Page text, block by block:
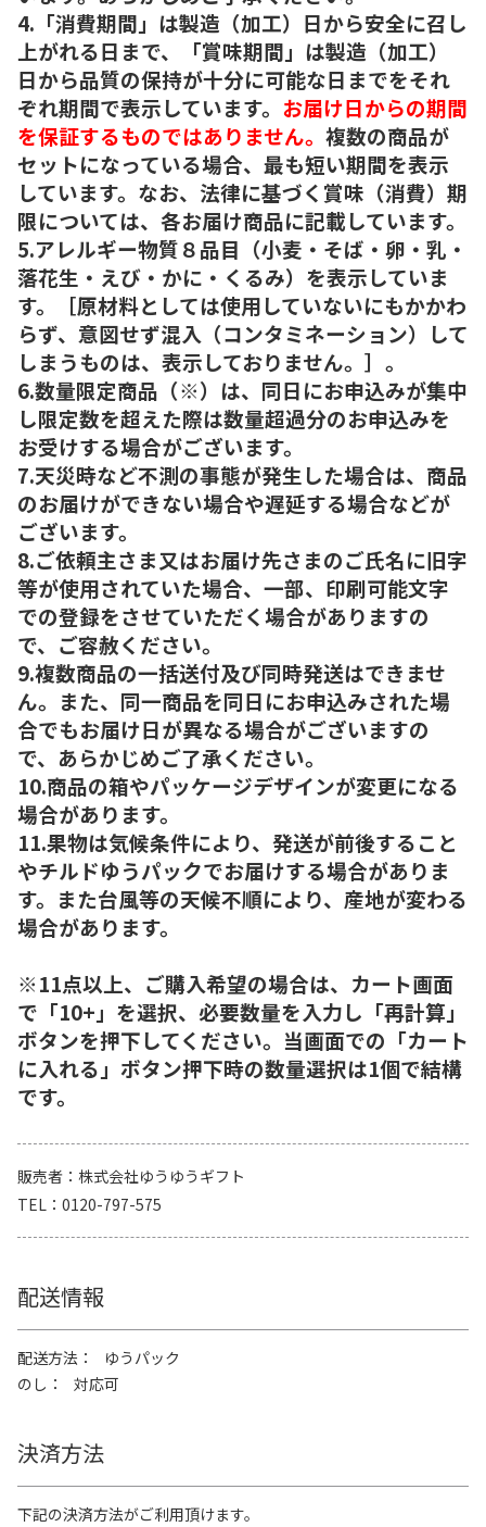
4.「消費期間」は製造（加工）日から安全に召し
上がれる日まで、「賞味期間」は製造（加工）
日から品質の保持が十分に可能な日までをそれ
ぞれ期間で表示しています。 お届け日からの期間
を保証するものではありません。 複数の商品が
セットになっている場合、最も短い期間を表示
しています。なお、法律に基づく賞味（消費）期
限については、各お届け商品に記載しています。
5.アレルギー物質８品目（小麦・そば・卵・乳・
落花生・えび・かに・くるみ）を表示していま
す。［原材料としては使用していないにもかかわ
らず、意図せず混入（コンタミネーション）して
しまうものは、表示しておりません。］。
6.数量限定商品（※）は、同日にお申込みが集中
し限定数を超えた際は数量超過分のお申込みを
お受けする場合がございます。
7.天災時など不測の事態が発生した場合は、商品
のお届けができない場合や遅延する場合などが
ございます。
8.ご依頼主さま又はお届け先さまのご氏名に旧字
等が使用されていた場合、一部、印刷可能文字
での登録をさせていただく場合がありますの
で、ご容赦ください。
9.複数商品の一括送付及び同時発送はできませ
ん。また、同一商品を同日にお申込みされた場
合でもお届け日が異なる場合がございますの
で、あらかじめご了承ください。
10.商品の箱やパッケージデザインが変更になる
場合があります。
11.果物は気候条件により、発送が前後すること
やチルドゆうパックでお届けする場合がありま
す。また台風等の天候不順により、産地が変わる
場合があります。
※11点以上、ご購入希望の場合は、カート画面
で「10+」を選択、必要数量を入力し「再計算」
ボタンを押下してください。当画面での「カート
に入れる」ボタン押下時の数量選択は1個で結構
です。
販売者
株式会社ゆうゆうギフト
TEL
0120-797-575
配送情報
配送方法
ゆうパック
のし
対応可
決済方法
下記の決済方法がご利用頂けます。